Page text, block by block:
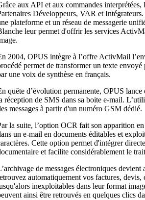
aux API et aux commandes
Développeurs, VAR et
plateforme et un réseau de messagerie
leur permet d'offrir les services
2004, OPUS intègre à l’offre ActivMail
permet de transformer un texte
une voix de synthèse en français.
quête d’évolution permanente, OPUS lance
réception de SMS dans sa boite e-mail.
messages à partir d'un numéro GSM dédié.
la suite, l’option OCR fait son apparition
un e-mail en documents éditables et
Cette option permet d'intégrer
et facilite considérablement le
de messages électroniques
automatiquement vos factures,
inexploitables dans leur format
ainsi être retrouvés en quelques clics